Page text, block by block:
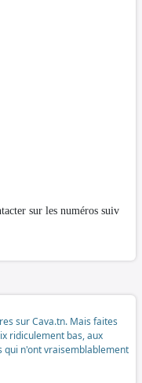
sur les numéros suiv
sur Cava.tn. Mais faites
ridiculement bas, aux
qui n'ont vraisemblablement